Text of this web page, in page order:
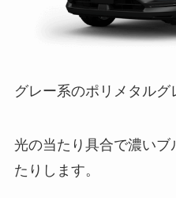
グレー系のポリメタルグ
光の当たり具合で濃いブ
たりします。